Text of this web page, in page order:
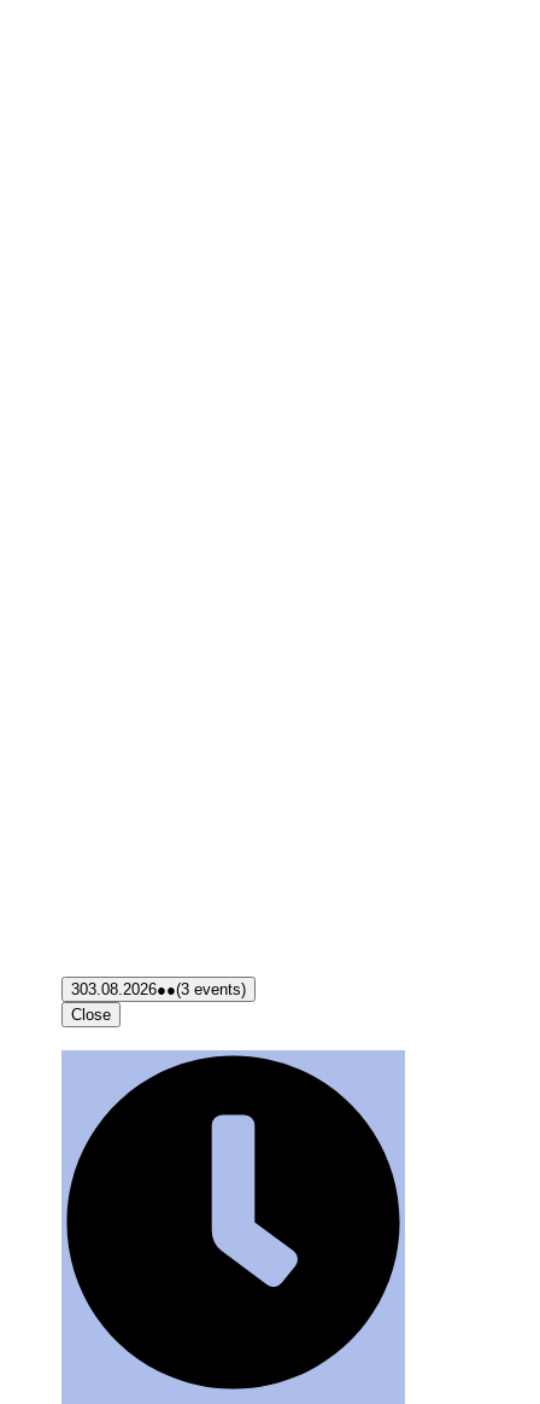
303.08.2026●●(3 events)
Close